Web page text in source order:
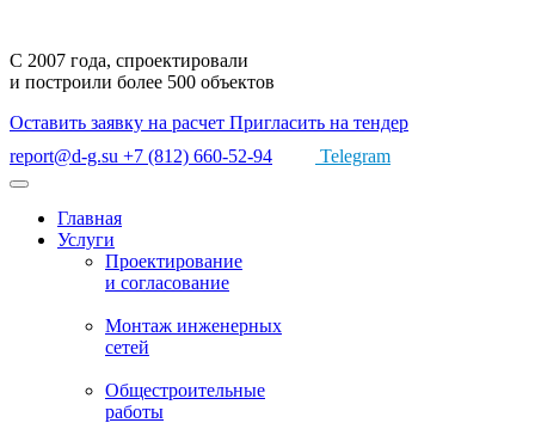
С 2007 года, спроектировали
и построили более 500 объектов
Оставить заявку на расчет Пригласить на тендер
report@d-g.su +7 (812) 660-52-94 Telegram
Главная
Услуги
Проектирование
и согласование
Монтаж инженерных
сетей
Общестроительные
работы